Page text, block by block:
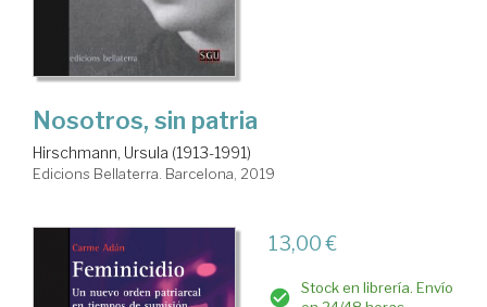
Nosotros, sin patria
Hirschmann, Ursula (1913-1991)
Edicions Bellaterra. Barcelona, 2019
13,00 €
Stock en librería. Envío